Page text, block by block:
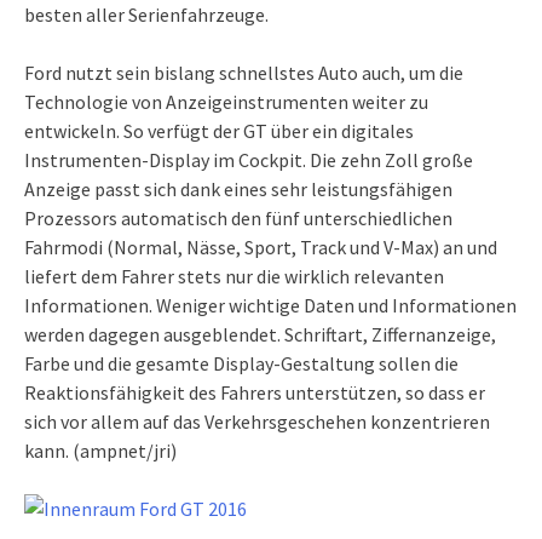
besten aller Serienfahrzeuge.
Ford nutzt sein bislang schnellstes Auto auch, um die
Technologie von Anzeigeinstrumenten weiter zu
entwickeln. So verfügt der GT über ein digitales
Instrumenten-Display im Cockpit. Die zehn Zoll große
Anzeige passt sich dank eines sehr leistungsfähigen
Prozessors automatisch den fünf unterschiedlichen
Fahrmodi (Normal, Nässe, Sport, Track und V-Max) an und
liefert dem Fahrer stets nur die wirklich relevanten
Informationen. Weniger wichtige Daten und Informationen
werden dagegen ausgeblendet. Schriftart, Ziffernanzeige,
Farbe und die gesamte Display-Gestaltung sollen die
Reaktionsfähigkeit des Fahrers unterstützen, so dass er
sich vor allem auf das Verkehrsgeschehen konzentrieren
kann. (ampnet/jri)